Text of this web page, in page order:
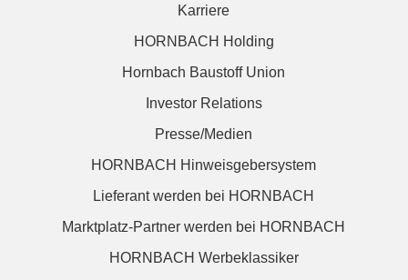
Karriere
HORNBACH Holding
Hornbach Baustoff Union
Investor Relations
Presse/Medien
HORNBACH Hinweisgebersystem
Lieferant werden bei HORNBACH
Marktplatz-Partner werden bei HORNBACH
HORNBACH Werbeklassiker